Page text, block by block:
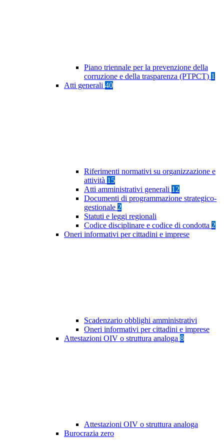
Piano triennale per la prevenzione della
corruzione e della trasparenza (PTPCT) 1
Atti generali 40
Riferimenti normativi su organizzazione e
attività 15
Atti amministrativi generali 12
Documenti di programmazione strategico-
gestionale 2
Statuti e leggi regionali
Codice disciplinare e codice di condotta 2
Oneri informativi per cittadini e imprese
Scadenzario obblighi amministrativi
Oneri informativi per cittadini e imprese
Attestazioni OIV o struttura analoga 8
Attestazioni OIV o struttura analoga
Burocrazia zero